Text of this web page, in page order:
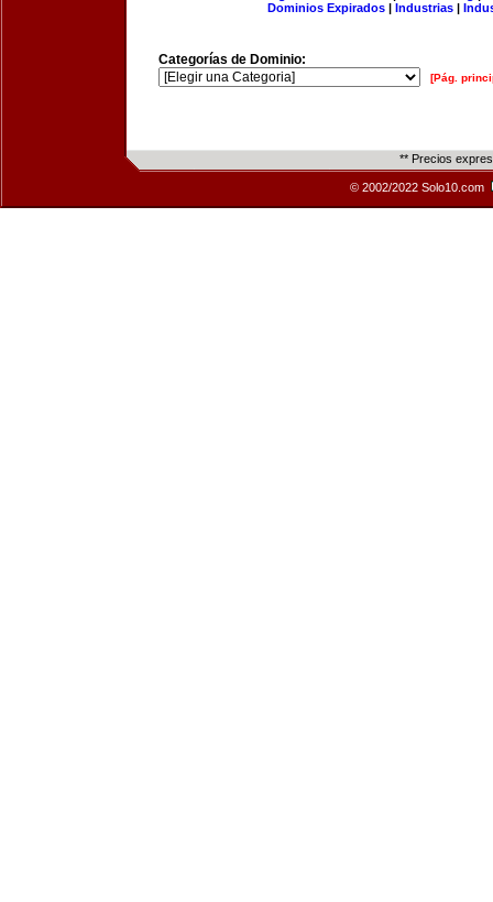
Dominios Expirados | Industrias |
Categorías de Dominio:
[Pág.
** Precios
© 2002/2022 Solo10.com